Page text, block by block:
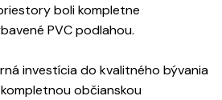
boli kompletne
PVC podlahou.
investícia do kvalitného bývania
občianskou